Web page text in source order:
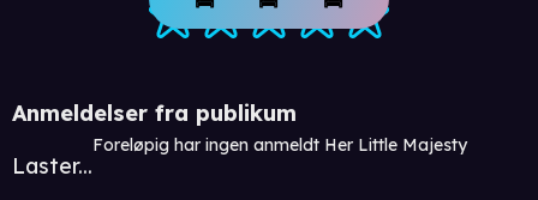
Anmeldelser fra publikum
Laster...
Foreløpig har ingen anmeldt Her Little Majesty